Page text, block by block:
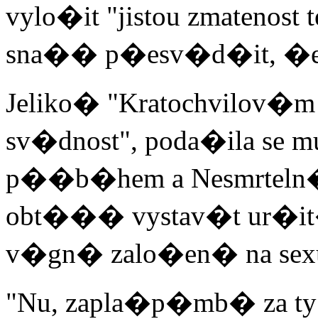
vylo�it "jistou
sna�� p�esv�d�it, �e
Jeliko�
sv�dnost", poda�ila se
p��b�hem a
obt��� vystav�t ur�it�
v�gn� zalo�en� na
"Nu, zapla�p�mb� za